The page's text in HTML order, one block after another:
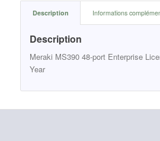
Description Informations
Description
Meraki MS390 48-port Enterprise
Year